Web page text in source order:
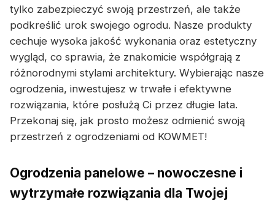
tylko zabezpieczyć swoją przestrzeń, ale także
podkreślić urok swojego ogrodu. Nasze produkty
cechuje wysoka jakość wykonania oraz estetyczny
wygląd, co sprawia, że znakomicie współgrają z
różnorodnymi stylami architektury. Wybierając nasze
ogrodzenia, inwestujesz w trwałe i efektywne
rozwiązania, które posłużą Ci przez długie lata.
Przekonaj się, jak prosto możesz odmienić swoją
przestrzeń z ogrodzeniami od KOWMET!
Ogrodzenia panelowe – nowoczesne i
wytrzymałe rozwiązania dla Twojej